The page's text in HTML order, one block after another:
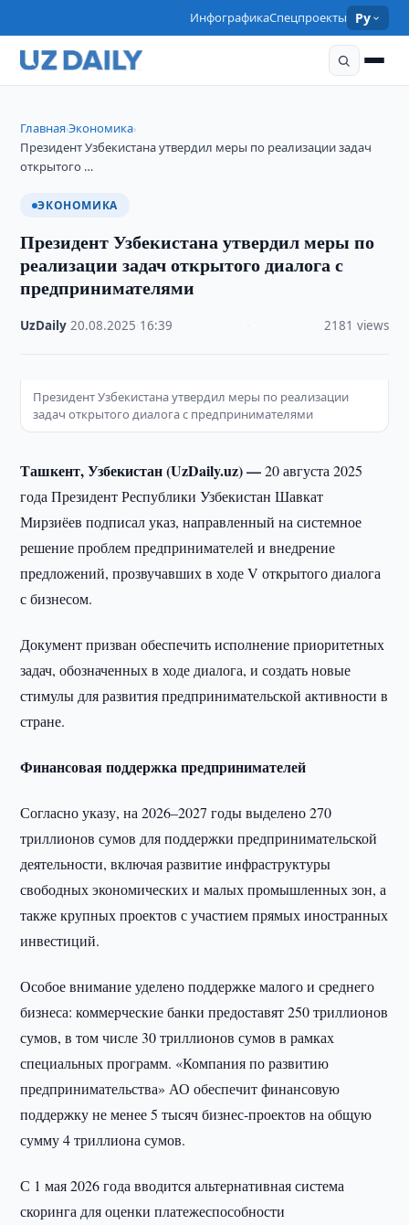
ИнфографикаСпецпроекты Ру
Главная›Экономика›
Президент Узбекистана утвердил меры по реализации задач
открытого …
ЭКОНОМИКА
Президент Узбекистана утвердил меры по
реализации задач открытого диалога с
предпринимателями
UzDaily ·20.08.2025 16:39 2181 views
Президент Узбекистана утвердил меры по реализации
задач открытого диалога с предпринимателями
Ташкент, Узбекистан (UzDaily.uz) —20 августа 2025
года Президент Республики Узбекистан Шавкат
Мирзиёев подписал указ, направленный на системное
решение проблем предпринимателей и внедрение
предложений, прозвучавших в ходе V открытого диалога
с бизнесом.
Документ призван обеспечить исполнение приоритетных
задач, обозначенных в ходе диалога, и создать новые
стимулы для развития предпринимательской активности в
стране.
Финансовая поддержка предпринимателей
Согласно указу, на 2026–2027 годы выделено 270
триллионов сумов для поддержки предпринимательской
деятельности, включая развитие инфраструктуры
свободных экономических и малых промышленных зон, а
также крупных проектов с участием прямых иностранных
инвестиций.
Особое внимание уделено поддержке малого и среднего
бизнеса: коммерческие банки предоставят 250 триллионов
сумов, в том числе 30 триллионов сумов в рамках
специальных программ. «Компания по развитию
предпринимательства» АО обеспечит финансовую
поддержку не менее 5 тысяч бизнес-проектов на общую
сумму 4 триллиона сумов.
С 1 мая 2026 года вводится альтернативная система
скоринга для оценки платежеспособности